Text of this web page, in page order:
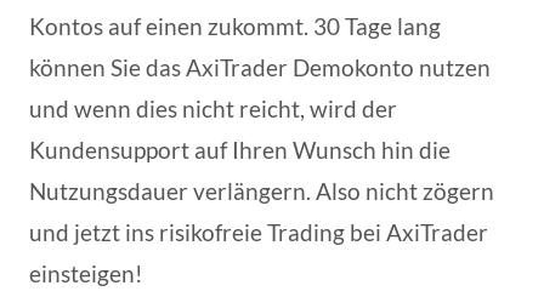
Kontos auf einen zukommt. 30 Tage lang
können Sie das AxiTrader Demokonto nutzen
und wenn dies nicht reicht, wird der
Kundensupport auf Ihren Wunsch hin die
Nutzungsdauer verlängern. Also nicht zögern
und jetzt ins risikofreie Trading bei AxiTrader
einsteigen!